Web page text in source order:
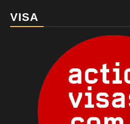
VISA